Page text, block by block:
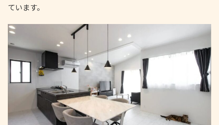
ています。